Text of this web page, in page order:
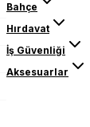
Bahçe
Hırdavat
İş Güvenliği
Aksesuarlar